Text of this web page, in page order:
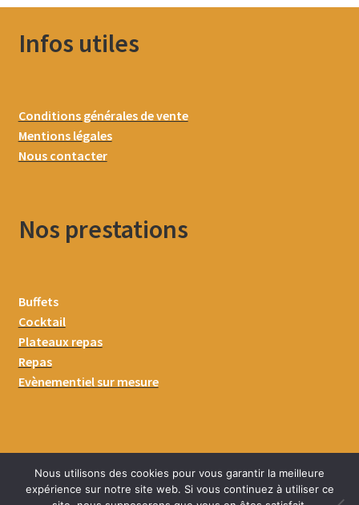
Infos utiles
Conditions générales de vente
Mentions légales
Nous contacter
Nos prestations
Buffets
Cocktail
Plateaux repas
Repas
Evènementiel sur mesure
Nous utilisons des cookies pour vous garantir la meilleure
expérience sur notre site web. Si vous continuez à utiliser ce